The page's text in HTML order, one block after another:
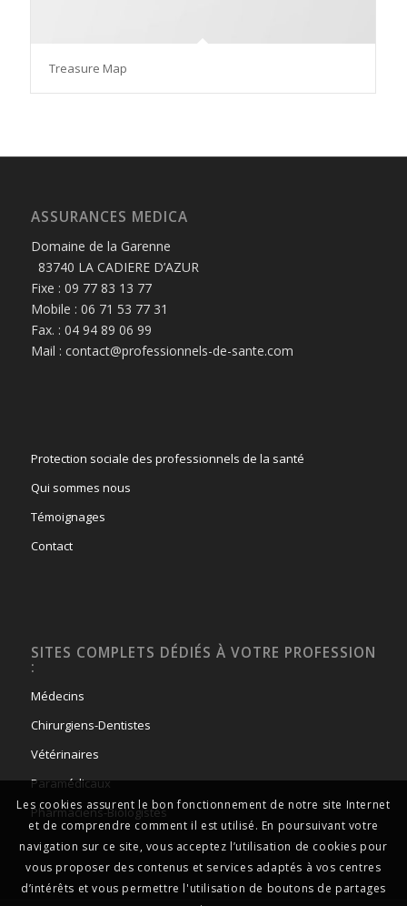
Treasure Map
ASSURANCES MEDICA
Domaine de la Garenne
83740 LA CADIERE D’AZUR
Fixe : 09 77 83 13 77
Mobile : 06 71 53 77 31
Fax. : 04 94 89 06 99
Mail : contact@professionnels-de-sante.com
Protection sociale des professionnels de la santé
Qui sommes nous
Témoignages
Contact
SITES COMPLETS DÉDIÉS À VOTRE PROFESSION
:
Médecins
Chirurgiens-Dentistes
Vétérinaires
Paramédicaux
Pharmaciens-Biologistes
Les cookies assurent le bon fonctionnement de notre site Internet
et de comprendre comment il est utilisé. En poursuivant votre
navigation sur ce site, vous acceptez l’utilisation de cookies pour
vous proposer des contenus et services adaptés à vos centres
d’intérêts et vous permettre l'utilisation de boutons de partages